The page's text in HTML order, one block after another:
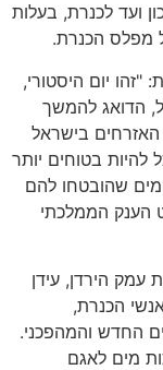
ועד לכנרת, בעלות
מפלס הכנרת.
: "זהו יום היסטורי,
, הדואג להמשך
האזרחים בישראל
להיות בטוחים יותר
שהובטחו להם
הענק הממלכתי
עמק הירדן, עידן
הכנרת,
החדש והמהפכני.
מים לאגם